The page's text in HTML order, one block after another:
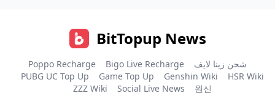
BitTopup News
Poppo Recharge Bigo Live Recharge
شحن زينا لايف
PUBG UC Top Up
Game Top Up Genshin Wiki
HSR Wiki
ZZZ Wiki
Social Live News 원신